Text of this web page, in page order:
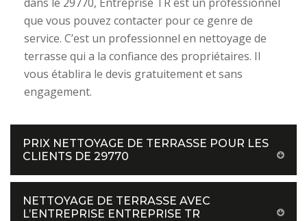
que vous pouvez contacter pour ce genre de
service. C’est un professionnel en nettoyage de
terrasse qui a la confiance des propriétaires. Il
vous établira le devis gratuitement et sans
engagement.
PRIX NETTOYAGE DE TERRASSE POUR LES
CLIENTS DE 29770
NETTOYAGE DE TERRASSE AVEC
L’ENTREPRISE ENTREPRISE TR